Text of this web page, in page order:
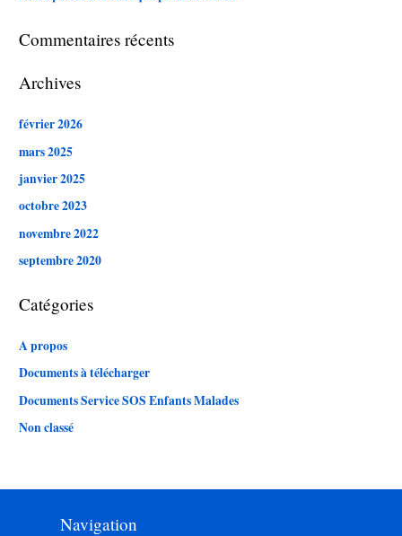
Commentaires récents
Archives
février 2026
mars 2025
janvier 2025
octobre 2023
novembre 2022
septembre 2020
Catégories
A propos
Documents à télécharger
Documents Service SOS Enfants Malades
Non classé
Navigation